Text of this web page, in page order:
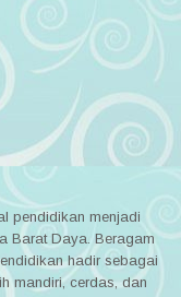
pendidikan menjadi
Barat Daya. Beragam
hadir sebagai
mandiri, cerdas, dan